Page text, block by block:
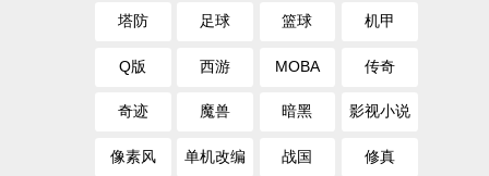
塔防 足球 篮球 机甲
Q版 西游 MOBA 传奇
奇迹 魔兽 暗黑 影视小说
像素风 单机改编 战国 修真